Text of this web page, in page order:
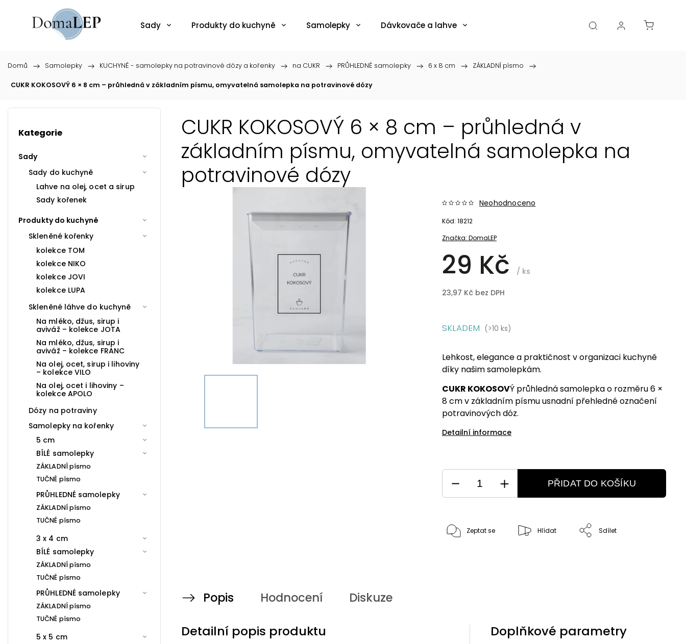
Sady Produkty do kuchyně Samolepky Dávkovače a lahve Boxy, dózy, kořenky, skleničky Akce
Domů / Samolepky / KUCHYNĚ - samolepky na potravinové dózy a kořenky / na CUKR / PRŮHLEDNÉ samolepky / 6 x 8 cm / ZÁKLADNÍ písmo /
CUKR KOKOSOVÝ 6 × 8 cm – průhledná v základním písmu, omyvatelná samolepka na potravinové dózy
Kategorie
Sady
Sady do kuchyně
Lahve na olej, ocet a sirup
Sady kořenek
Produkty do kuchyně
Skleněné kořenky
kolekce TOM
kolekce NIKO
kolekce JOVI
kolekce LUPA
Skleněné láhve do kuchyně
Na mléko, džus, sirup i
aviváž – kolekce JOTA
Na mléko, džus, sirup i
aviváž – kolekce FRANC
Na olej, ocet, sirup i lihoviny
– kolekce VILO
Na olej, ocet i lihoviny –
kolekce APOLO
Dózy na potraviny
Samolepky na kořenky
5 cm
BÍLÉ samolepky
ZÁKLADNÍ písmo
TUČNÉ písmo
PRŮHLEDNÉ samolepky
ZÁKLADNÍ písmo
TUČNÉ písmo
3 x 4 cm
BÍLÉ samolepky
ZÁKLADNÍ písmo
TUČNÉ písmo
PRŮHLEDNÉ samolepky
ZÁKLADNÍ písmo
TUČNÉ písmo
5 x 5 cm
CUKR KOKOSOVÝ 6 × 8 cm – průhledná v
základním písmu, omyvatelná samolepka na
potravinové dózy
Značka: DomaLEP
Neohodnoceno
29 Kč / ks
23,97 Kč bez DPH
Kód: 18212
Lehkost, elegance a praktičnost v organizaci kuchyně
díky našim samolepkám.
CUKR KOKOSOVÝ průhledná samolepka o rozměru 6 ×
8 cm v základním písmu usnadní přehledné označení
potravinových dóz.
Detailní informace
SKLADEM (>10 ks)
PŘIDAT DO KOŠÍKU
Zeptat se Hlídat Sdílet
Popis Hodnocení Diskuze
Detailní popis produktu Doplňkové parametry